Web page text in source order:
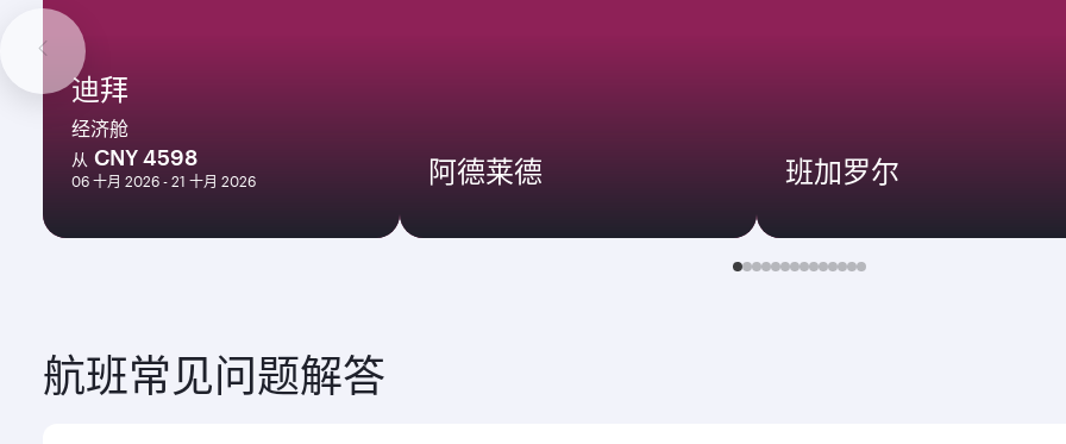
迪拜
经济舱
从 CNY 4598
06 十月 2026 - 21 十月 2026 阿德莱德 班加罗尔
航班常见问题解答